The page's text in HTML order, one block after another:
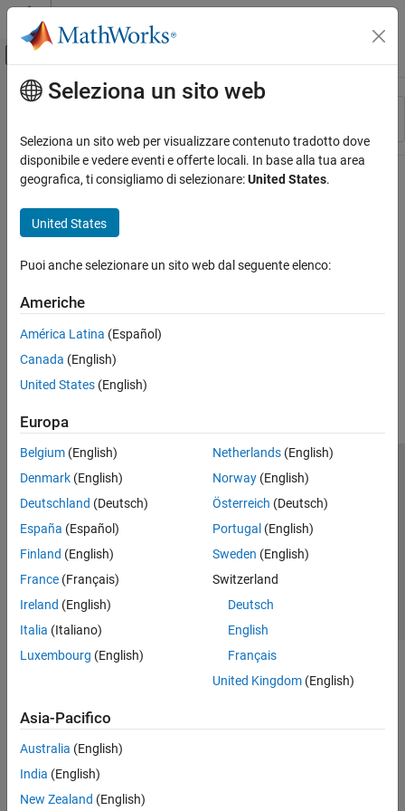
Vai al contenuto
Attiva/disattiva menu di navigazione
Risorsa
Stato
Contenuto principale
Seleziona un sito web
Seleziona un sito web per visualizzare contenuto tradotto dove
disponibile e vedere eventi e offerte locali. In base alla tua area
geografica, ti consigliamo di selezionare:United States.
United States
Puoi anche selezionare un sito web dal seguente elenco:
Americhe
América Latina (Español)
Canada (English)
United States (English)
Europa
Belgium (English)
Denmark (English)
Deutschland (Deutsch)
España (Español)
Finland (English)
France (Français)
Ireland (English)
Italia (Italiano)
Luxembourg (English)
Netherlands(English)
Norway(English)
Österreich (Deutsch)
Portugal (English)
Sweden (English)
Switzerland
Deutsch
English
Français
United Kingdom(English)
Asia-Pacifico
Australia (English)
India (English)
New Zealand (English)
Centro di fiducia
Informativa sulla privacy
Antipirateria
Stato dell'applicazione
Contatti
© 1994-2026 The MathWorks, Inc.